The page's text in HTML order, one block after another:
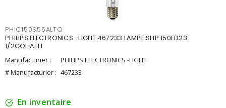
PHIC150S55ALTO
PHILIPS ELECTRONICS -LIGHT 467233 LAMPE SHP 150ED23
1/2GOLIATH
Manufacturier :
PHILIPS ELECTRONICS -LIGHT
# Manufacturier : 467233
En inventaire